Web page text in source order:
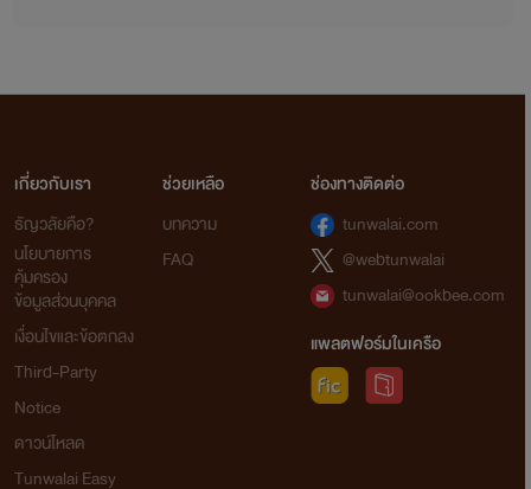
เกี่ยวกับเรา
ธัญวลัยคือ?
นโยบายการ
คุ้มครอง
ข้อมูลส่วนบุคคล
เงื่อนไขและข้อตกลง
Third-Party
Notice
ดาวน์โหลด
Tunwalai Easy
ช่วยเหลือ
บทความ
FAQ
ช่องทางติดต่อ
tunwalai.com
@webtunwalai
tunwalai@ookbee.com
แพลตฟอร์มในเครือ